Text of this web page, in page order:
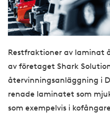
Restfraktioner av laminat
av företaget Shark
återvinningsanläggning i
renade laminatet som
som exempelvis i